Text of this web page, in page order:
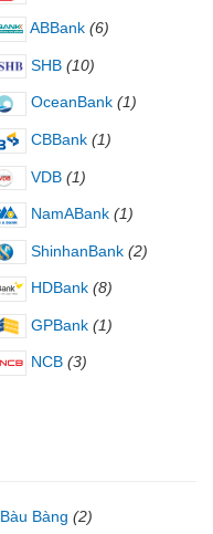
ABBank (6)
SHB (10)
OceanBank (1)
CBBank (1)
VDB (1)
NamABank (1)
ShinhanBank (2)
HDBank (8)
GPBank (1)
NCB (3)
Bàu Bàng (2)